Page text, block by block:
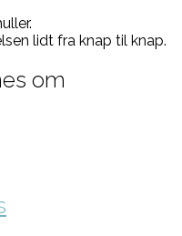
lidt fra knap til knap.
om